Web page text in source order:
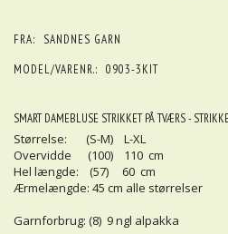
FRA:
SANDNES GARN
MODEL/VARENR.: 0903-3KIT
SMART DAMEBLUSE STRIKKET PÅ TVÆRS -
Størrelse: (S-M) L-XL
Overvidde (100) 110 cm
Hel længde: (57) 60 cm
Ærmelængde: 45 cm alle størrelser
Garnforbrug: (8) 9 ngl alpakka